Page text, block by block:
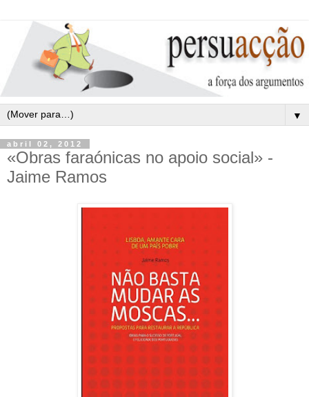
▼
abril 02, 2012
«Obras faraónicas no apoio social» -
Jaime Ramos